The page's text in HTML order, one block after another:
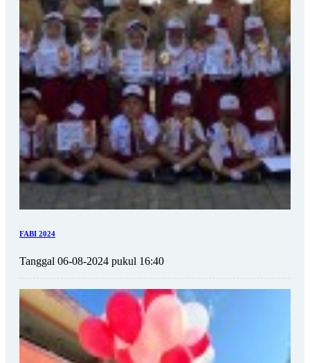
FABI 2024
Tanggal 06-08-2024 pukul 16:40